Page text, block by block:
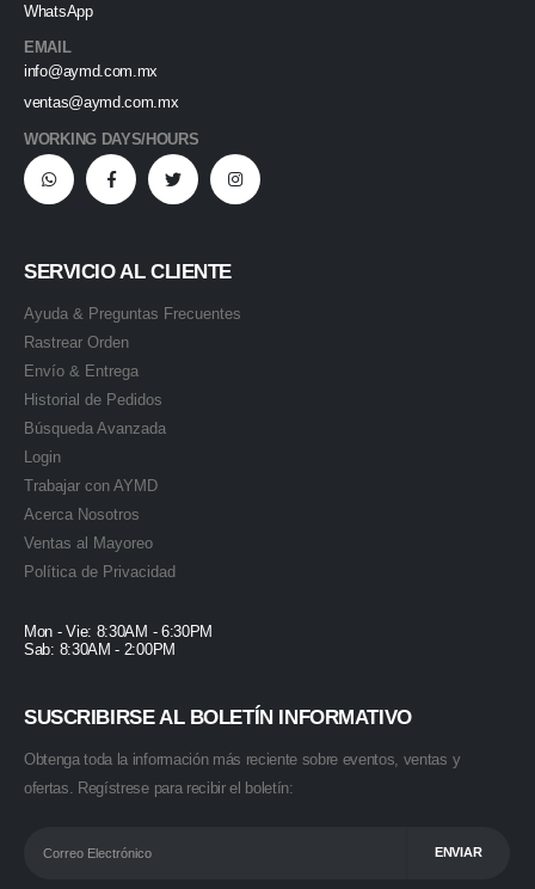
WhatsApp
EMAIL
info@aymd.com.mx
ventas@aymd.com.mx
WORKING DAYS/HOURS
SERVICIO AL CLIENTE
Ayuda & Preguntas Frecuentes
Rastrear Orden
Envío & Entrega
Historial de Pedidos
Búsqueda Avanzada
Login
Trabajar con AYMD
Acerca Nosotros
Ventas al Mayoreo
Política de Privacidad
Mon - Vie: 8:30AM - 6:30PM
Sab: 8:30AM - 2:00PM
SUSCRIBIRSE AL BOLETÍN INFORMATIVO
Obtenga toda la información más reciente sobre eventos, ventas y
ofertas. Regístrese para recibir el boletín: